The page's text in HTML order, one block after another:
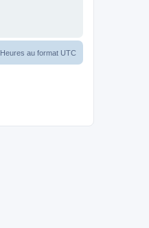
Heures au format UTC